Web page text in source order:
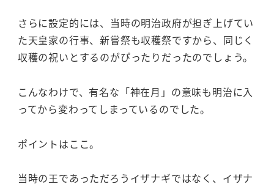
さらに設定的には、当時の明治政府が担ぎ上げてい
た天皇家の行事、新嘗祭も収穫祭ですから、同じく
収穫の祝いとするのがぴったりだったのでしょう。
こんなわけで、有名な「神在月」の意味も明治に入
ってから変わってしまっているのでした。
ポイントはここ。
当時の王であっただろうイザナギではなく、イザナ